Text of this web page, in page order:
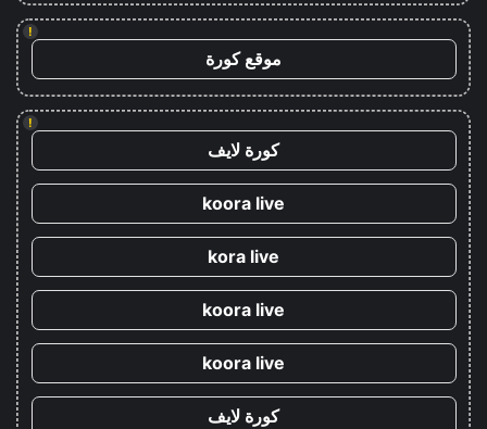
!
موقع كورة
!
كورة لايف
koora live
kora live
koora live
koora live
كورة لايف